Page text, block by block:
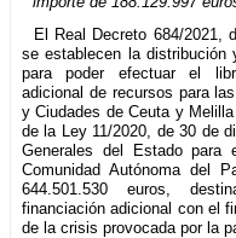
El Real Decreto 684/2021,
se establecen la distribución
para poder efectuar el
adicional de recursos para
y Ciudades de Ceuta y
de la Ley 11/2020, de 30 de
Generales del Estado
Comunidad Autónoma del
644.501.530 euros,
financiación adicional con el
de la crisis provocada por la